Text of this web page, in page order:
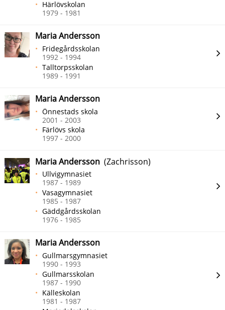
Härlövskolan
1979 - 1981
Maria Andersson
Fridegårdsskolan
1992 - 1994
Talltorpsskolan
1989 - 1991
Maria Andersson
Önnestads skola
2001 - 2003
Färlövs skola
1997 - 2000
Maria Andersson (Zachrisson)
Ullvigymnasiet
1987 - 1989
Vasagymnasiet
1985 - 1987
Gäddgårdsskolan
1976 - 1985
Maria Andersson
Gullmarsgymnasiet
1990 - 1993
Gullmarsskolan
1987 - 1990
Källeskolan
1981 - 1987